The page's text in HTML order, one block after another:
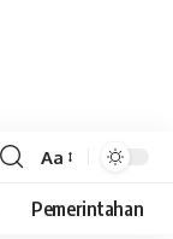
Aa
Pemerintahan